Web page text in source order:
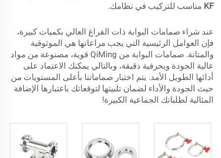
KF مناسب للتركيب في نظامك.
عند شراء صمامات البوابة ذات الفراغ العالي بكميات كبيرة،
فإن العوامل الرئيسية التي يجب مراعاتها هي الموثوقية
والمتانة. صمامات البوابة من QiMing قوية، مصنوعة من مواد
عالية الجودة وبحرفية دقيقة، وبالتالي يمكنك الاعتماد على
أدائها الطويل الأمد. يتم اختبار صماماتنا بأعلى المستويات من
حيث الجودة والأداء لضمان تلبيتها لتوقعاتك باعتبارها الإضافة
المثالية لطلباتك الجماعية الكبيرة!